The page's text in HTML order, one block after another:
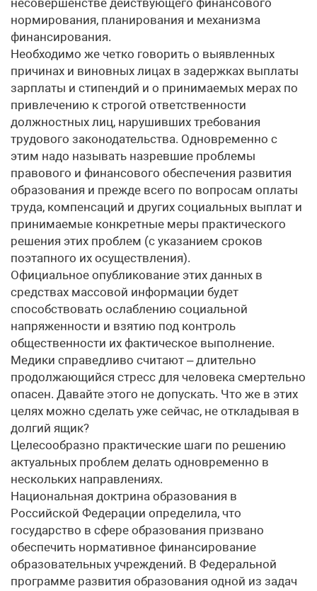
несовершенстве действующего финансового
нормирования, планирования и механизма
финансирования.
Необходимо же четко говорить о выявленных
причинах и виновных лицах в задержках выплаты
зарплаты и стипендий и о принимаемых мерах по
привлечению к строгой ответственности
должностных лиц, нарушивших требования
трудового законодательства. Одновременно с
этим надо называть назревшие проблемы
правового и финансового обеспечения развития
образования и прежде всего по вопросам оплаты
труда, компенсаций и других социальных выплат и
принимаемые конкретные меры практического
решения этих проблем (с указанием сроков
поэтапного их осуществления).
Официальное опубликование этих данных в
средствах массовой информации будет
способствовать ослаблению социальной
напряженности и взятию под контроль
общественности их фактическое выполнение.
Медики справедливо считают – длительно
продолжающийся стресс для человека смертельно
опасен. Давайте этого не допускать. Что же в этих
целях можно сделать уже сейчас, не откладывая в
долгий ящик?
Целесообразно практические шаги по решению
актуальных проблем делать одновременно в
нескольких направлениях.
Национальная доктрина образования в
Российской Федерации определила, что
государство в сфере образования призвано
обеспечить нормативное финансирование
образовательных учреждений. В Федеральной
программе развития образования одной из задач